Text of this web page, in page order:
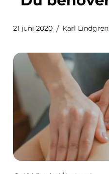
21 juni 2020 Karl Lindgren